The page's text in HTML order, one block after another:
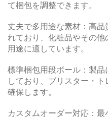
て梱包を調整できます。
丈夫で多用途な素材：高
れており、化粧品やその
用途に適しています。
標準梱包用段ボール：製
しており、ブリスター・
確保します。
カスタムオーダー対応：